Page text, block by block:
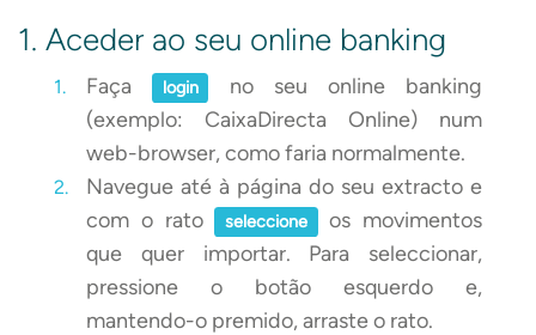
1. Aceder ao seu online banking
Faça login
no seu online banking
(exemplo: CaixaDirecta Online) num
web-browser, como faria normalmente.
Navegue até à página do seu extracto e
com o rato
seleccione
os movimentos
que quer importar. Para seleccionar,
pressione o botão esquerdo e,
mantendo-o premido, arraste o rato.